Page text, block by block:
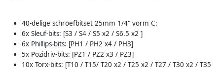
40-delige schroefbitset 25mm 1/4" vorm C:
6x Sleuf-bits: [S3 / S4 / S5 x2 / S6.5 x2 ]
6x Phillips-bits: [PH1 / PH2 x4 / PH3]
5x Pozidriv-bits: [PZ1 / PZ2 x3 / PZ3]
10x Torx-bits: [T10 / T15/ T20 x2 / T25 x2 / T27 / T30 x2 / T35